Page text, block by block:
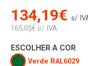
134,19€ s/
165,05€ c/ IVA
ESCOLHER A COR
Verde RAL6029